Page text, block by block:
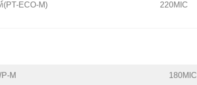
ECO-M) 220MIC
M 180MIC